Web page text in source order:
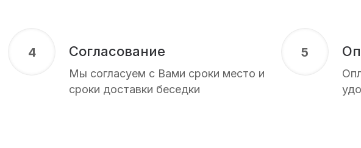
4 Согласование
Мы согласуем с Вами сроки место и
сроки доставки беседки
5